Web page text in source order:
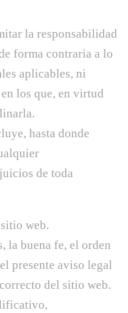
la responsabilidad
forma contraria a lo
aplicables, ni
los que, en virtud
hasta donde
de toda
web.
la buena fe, el orden
presente aviso legal
del sitio web.